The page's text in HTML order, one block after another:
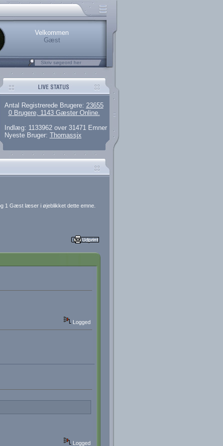
brugere
artikler og 135 guides
her.
Velkommen
Gæst
Antal Registrerede Brugere: 23655
0 Brugere, 1143 Gæster Online.
Indlæg: 1133962 over 31471 Emner
Nyeste Bruger: Thomassjx
1 Gæst læser i øjeblikket dette emne.
Logged
Logged